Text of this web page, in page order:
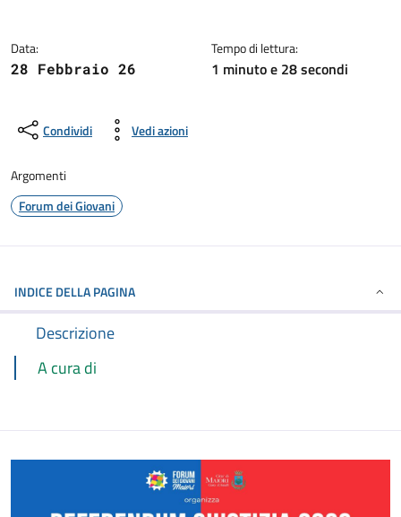
Data:
28 Febbraio 26
Tempo di lettura:
1 minuto e 28 secondi
Condividi Vedi azioni
Argomenti
Forum dei Giovani
INDICE DELLA PAGINA
Descrizione
A cura di